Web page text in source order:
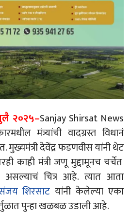
२०२५–Sanjay ShirsatNews
मंत्र्यांची वादग्रस्त विधानं
मुख्यमंत्री देवेंद्र फडणवीस यांनीथेट
काही मंत्री जणू मुद्दामूनच चर्चेत
असल्याचं चित्र आहे. त्यात आता
शिरसाट यांनी केलेल्याएका
पुन्हा खळबळ उडाली आहे.